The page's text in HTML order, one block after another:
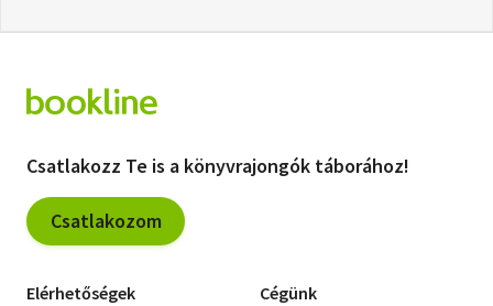
Csatlakozz Te is a könyvrajongók táborához!
Csatlakozom
Elérhetőségek Cégünk